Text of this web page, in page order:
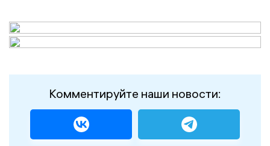
Комментируйте наши новости: